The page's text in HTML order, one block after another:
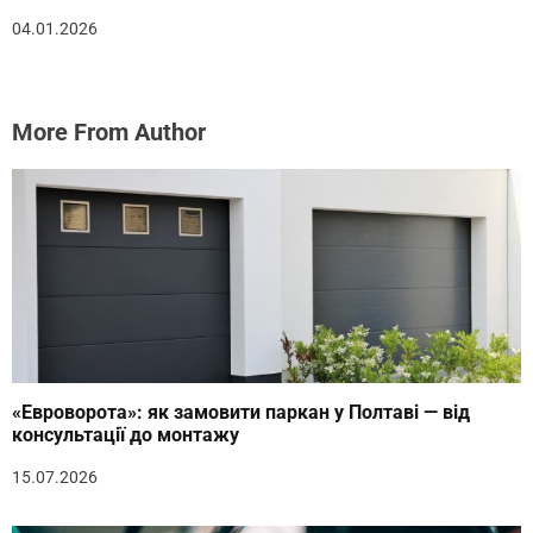
04.01.2026
More From Author
«Евроворота»: як замовити паркан у Полтаві — від
консультації до монтажу
15.07.2026